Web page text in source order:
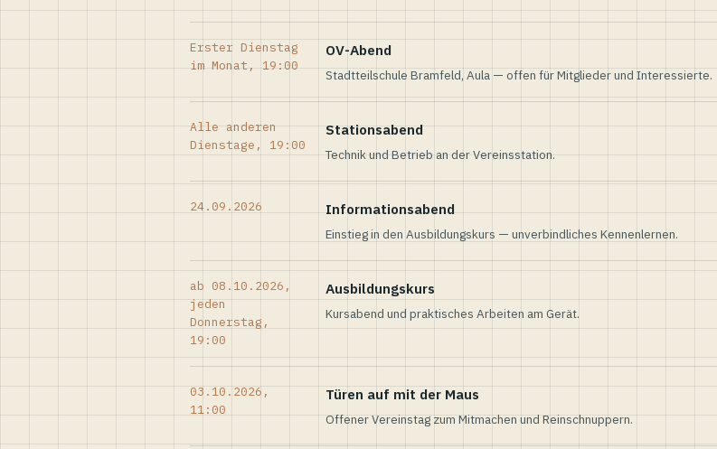
Erster Dienstag
im Monat, 19:00
OV-Abend
Stadtteilschule Bramfeld, Aula — offen für Mitglieder und Interessierte.
Alle anderen
Dienstage, 19:00
Stationsabend
Technik und Betrieb an der Vereinsstation.
24.09.2026 Informationsabend
Einstieg in den Ausbildungskurs — unverbindliches Kennenlernen.
ab 08.10.2026,
jeden
Donnerstag,
19:00
Ausbildungskurs
Kursabend und praktisches Arbeiten am Gerät.
03.10.2026,
11:00
Türen auf mit der Maus
Offener Vereinstag zum Mitmachen und Reinschnuppern.